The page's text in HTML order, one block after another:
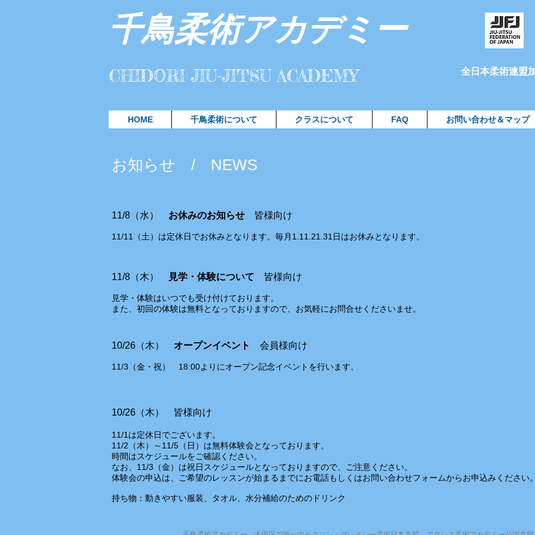
​千鳥柔術アカデミー
CHIDORI JIU-JITSU ACADEMY 全日本柔術連盟
HOME 千鳥柔術について クラスについて FAQ お問い合わせ＆マップ
お知らせ / NEWS
11/8（水） お休みのお知らせ 皆様向け
11/11（土）は定休日でお休みとなります。毎月1.11.21.31日はお休みとなります。
11/8（木） 見学・体験について 皆様向け
見学・体験はいつでも受け付けております。
また、初回の体験は無料となっておりますので、お気軽にお問合せくださいませ。
10/26（木） オープンイベント 会員様向け
11/3（金・祝） 18:00よりに​オープン記念イベントを行います。
10/26（木） 皆様向け
11/1は定休日でございます。
11/2（木）～11/5（日）は無料体験会となっております。
時間はスケジュールをご確認ください。
なお、11/3（金）は祝日スケジュールとなっておりますので、ご注意ください。
体験会の申込は、ご希望のレッスンが始まるまでにお電話もしくはお問い合わせフォームからお申込みください。
持ち物：動きやすい服装、タオル、水分補給のためのドリンク